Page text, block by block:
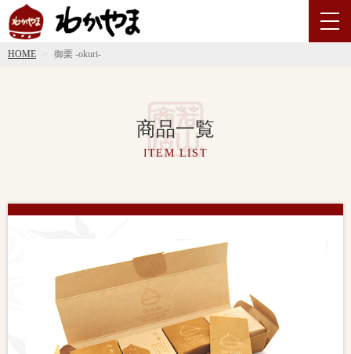
HOME 御栗 -okuri-
商品一覧
ITEM LIST